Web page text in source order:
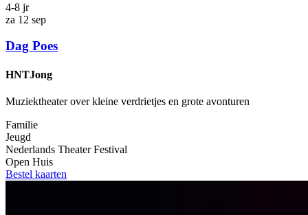
4-8 jr
za 12 sep
Dag Poes
HNTJong
Muziektheater over kleine verdrietjes en grote avonturen
Familie
Jeugd
Nederlands Theater Festival
Open Huis
Bestel kaarten